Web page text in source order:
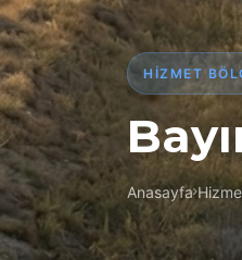
HIZMET
Anasayfa